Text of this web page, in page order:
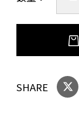
SHARE